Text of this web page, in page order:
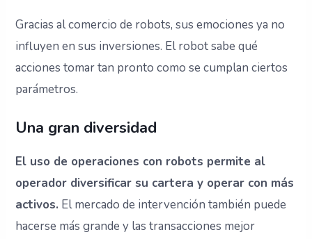
Gracias al comercio de robots, sus emociones ya no
influyen en sus inversiones. El robot sabe qué
acciones tomar tan pronto como se cumplan ciertos
parámetros.
Una gran diversidad
El uso de operaciones con robots permite al
operador diversificar su cartera y operar con más
activos. El mercado de intervención también puede
hacerse más grande y las transacciones mejor